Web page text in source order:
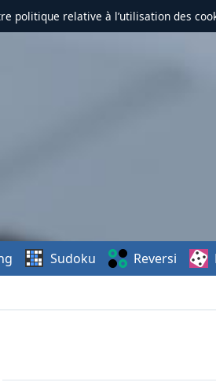
politique relative à l’utilisation des
Sudoku Reversi